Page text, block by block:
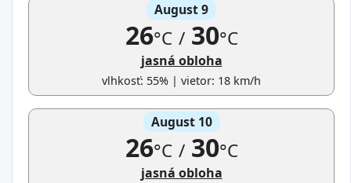
August 9
26°C /30°C
jasná obloha
vlhkosť: 55% | vietor: 18 km/h
August 10
26°C /30°C
jasná obloha